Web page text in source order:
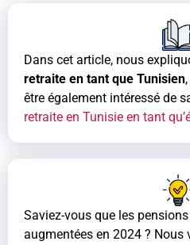
Dans cet article, nous
retraite en tant que Tunisien
être également intéressé de
retraite en Tunisie en tant
Saviez-vous que les
augmentées en 2024 ? Nous